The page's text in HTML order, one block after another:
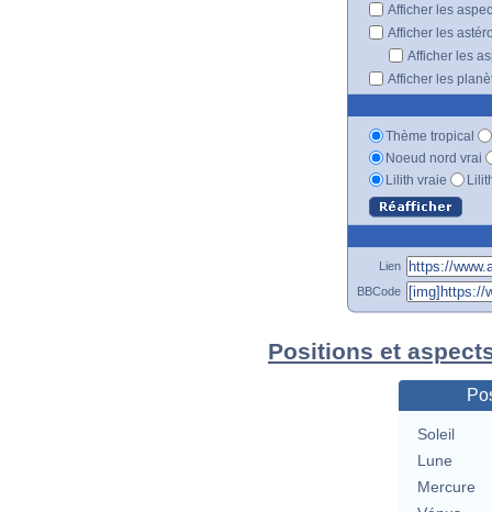
Afficher les
Afficher les
Afficher les
Afficher les
Thème tropical
Noeud nord vrai
Lilith vraie
Lien
BBCode
Positions et
Soleil
Lune
Mercure